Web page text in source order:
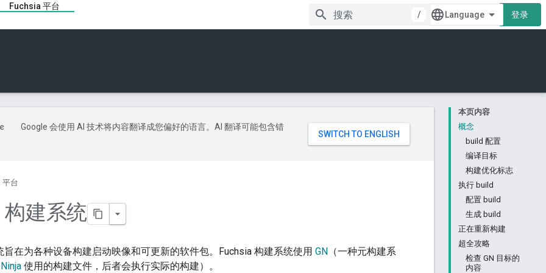
Fuchsia 平台
/
登录
本页内容
概念
build 配置
编译目标
构建优化标志
执行 build
配置 build
生成 build
正在重新构建
超全攻略
检查 GN 目标的
内容
Google 会使用 AI 技术将内容翻译成您偏好的语言。AI 翻译可能包含错
平台
构建系统
旨在为各种设备构建启动映像和可更新的软件包。Fuchsia 构建系统使用 GN （一种元构建系
Ninja 使用的构建文件，后者会执行实际的构建）。